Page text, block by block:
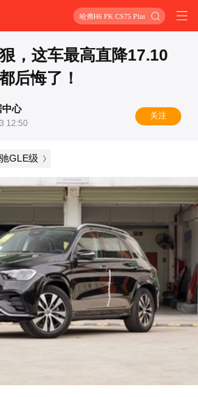
哈弗H6 PK CS75 Plus
，这车最高直降17.10
后悔了！
中心
12:50
关注
GLE级